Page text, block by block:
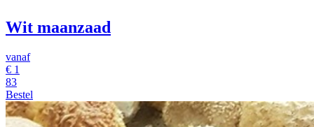
Wit maanzaad
vanaf
€ 1
83
Bestel